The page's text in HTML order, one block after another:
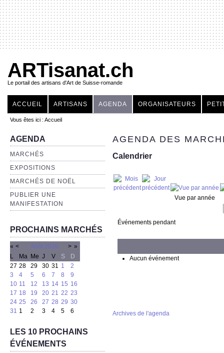
ARTisanat.ch
Le portail des artisans d'Art de Suisse-romande
ACCUEIL ARTISANS AGENDA ORGANISATEURS
Vous êtes ici : Accueil
AGENDA
MARCHÉS
EXPOSITIONS
MARCHÉS DE NOËL
PUBLIER UNE
MANIFESTATION
PROCHAINS MARCHÉS
« < Août 2026 > »
L
Ma Me J V S
D
27 28 29 30 31 1
2
3
4 5 6 7 8
9
10 11 12 13 14 15 16
17 18 19 20 21 22 23
24 25 26 27 28 29 30
31 1 2 3 4 5 6
LES 10 PROCHAINS
ÉVÉNEMENTS
AGENDA DES
Calendrier
Vue par année
Événements pendant
Aucun événement
Archives de l'agenda